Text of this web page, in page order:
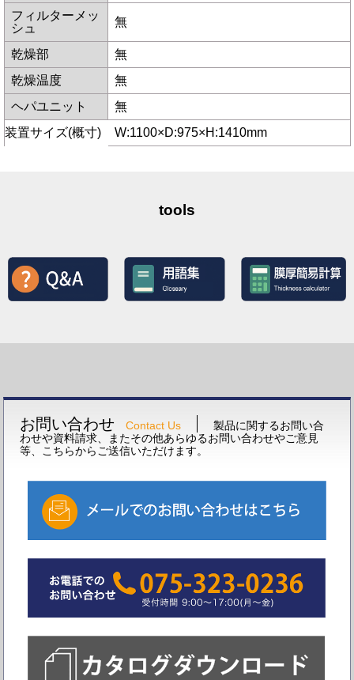
フィルターメッ
シュ
無
乾燥部
無
乾燥温度
無
ヘパユニット
無
装置サイズ(概寸)
W:1100×D:975×H:1410mm
tools
お問い合わせ Contact Us
製品に関するお問い合
わせや資料請求、またその他あらゆるお問い合わせやご意見
等、こちらからご送信いただけます。